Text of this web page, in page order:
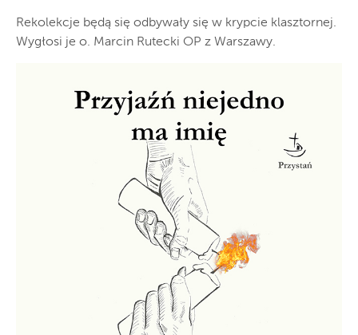
Rekolekcje będą się odbywały się w krypcie klasztornej.
Wygłosi je o. Marcin Rutecki OP z Warszawy.